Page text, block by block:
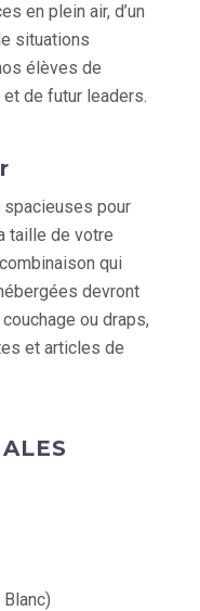
en plein air, d’un
situations
élèves de
de futur leaders.
pour
taille de votre
qui
devront
ou draps,
et articles de